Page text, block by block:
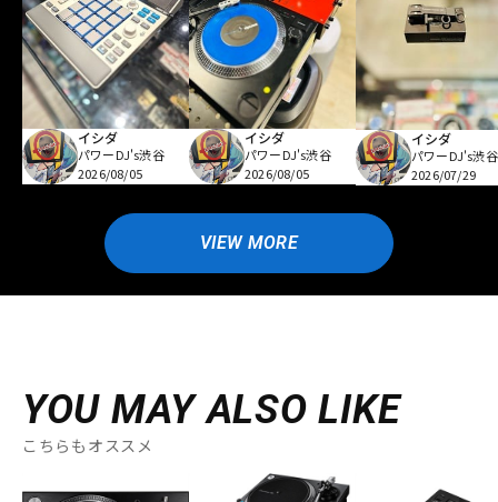
イシダ
パワーDJ's渋谷
2026/08/05
イシダ
パワーDJ's渋谷
2026/08/05
イシダ
パワーDJ's渋谷
2026/07/29
VIEW MORE
YOU MAY ALSO LIKE
こちらもオススメ